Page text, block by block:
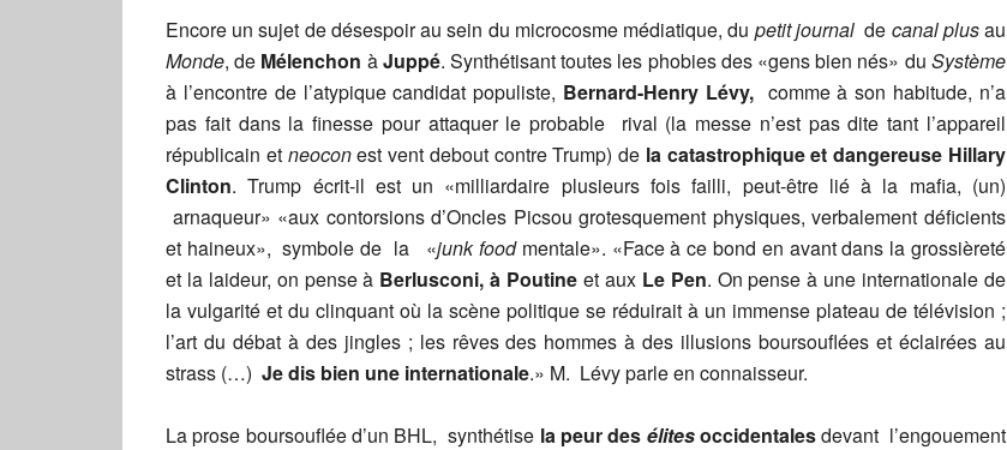
Encore un sujet de désespoir au sein du microcosme médiatique, du petit journalde canal plusau
Monde, de Mélenchon àJuppé. Synthétisant toutes les phobies des «gens bien nés» du Système
à l’encontre de l’atypique candidat populiste, Bernard-Henry Lévy,comme à son habitude, n’a
pas fait dans la finesse pour attaquer le probable rival (la messe n’est pas dite tant l’appareil
républicain etneoconest vent debout contre Trump) de la catastrophique et dangereuse Hillary
Clinton. Trump écrit-il est un «milliardaire plusieurs fois failli, peut-être lié à la mafia, (un)
arnaqueur» «aux contorsions d’Oncles Picsou grotesquement physiques, verbalement déficients
et haineux», symbole de la «junk foodmentale». «Face à ce bond en avant dans la grossièreté
et la laideur, on pense à Berlusconi, à Poutine et aux Le Pen. On pense à une internationale de
la vulgarité et du clinquant où la scène politique se réduirait à un immense plateau de télévision ;
l’art du débat à des jingles ; les rêves des hommes à des illusions boursouflées et éclairées au
strass (…) Je dis bien une internationale.» M. Lévy parle en connaisseur.
La prose boursouflée d’un BHL, synthétise la peur des élitesoccidentalesdevant l’engouement